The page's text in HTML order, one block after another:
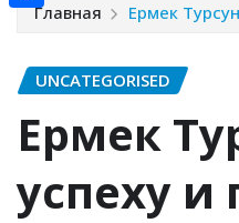
Главная Ермек
UNCATEGORISED
Ермек
успеху
Отправить